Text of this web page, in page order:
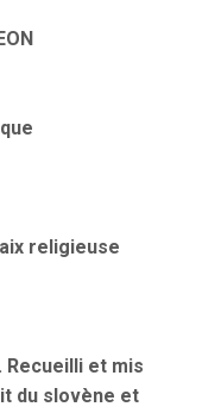
religieuse
Recueilli et mis
du slovène et